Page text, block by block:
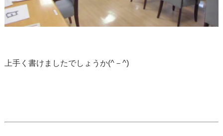
上手く書けましたでしょうか(^－^)